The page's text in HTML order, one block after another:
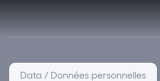
Data / Données personnelles